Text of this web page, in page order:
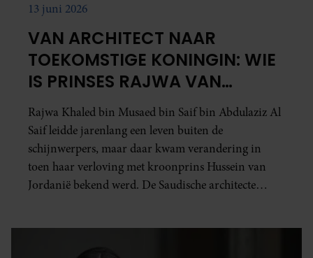
13 juni 2026
VAN ARCHITECT NAAR
TOEKOMSTIGE KONINGIN: WIE
IS PRINSES RAJWA VAN
JORDANIË?
Rajwa Khaled bin Musaed bin Saif bin Abdulaziz Al
Saif leidde jarenlang een leven buiten de
schijnwerpers, maar daar kwam verandering in
toen haar verloving met kroonprins Hussein van
Jordanië bekend werd. De Saudische architecte